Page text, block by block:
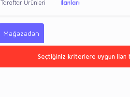
Taraftar Ürünleri İlanları
Mağazadan
Seçtiğiniz kriterlere uygun ilan